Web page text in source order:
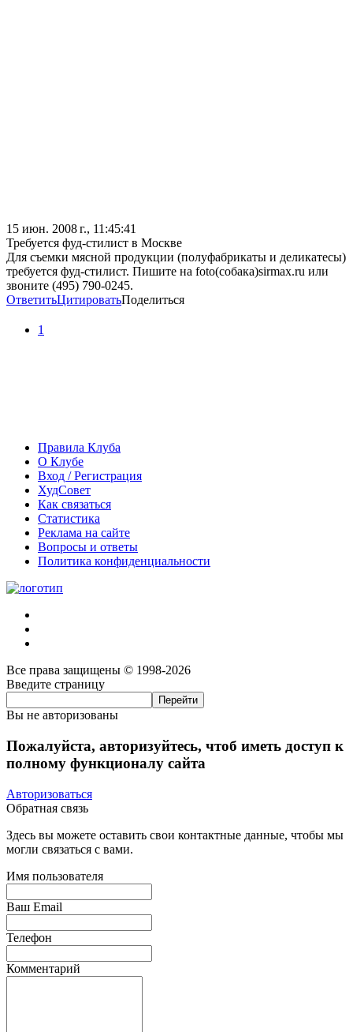
15 июн. 2008 г., 11:45:41
Требуется фуд-стилист в Москве
Для съемки мясной продукции (полуфабрикаты и деликатесы)
требуется фуд-стилист. Пишите на foto(собака)sirmax.ru или
звоните (495) 790-0245.
ОтветитьЦитироватьПоделиться
1
Правила Клуба
О Клубе
Вход / Регистрация
ХудСовет
Как связаться
Статистика
Реклама на сайте
Вопросы и ответы
Политика конфиденциальности
Все права защищены © 1998-2026
Введите страницу
Вы не авторизованы
Пожалуйста, авторизуйтесь, чтоб иметь доступ к
полному функционалу сайта
Авторизоваться
Обратная связь
Здесь вы можете оставить свои контактные данные, чтобы мы
могли связаться с вами.
Имя пользователя
Ваш Email
Телефон
Комментарий